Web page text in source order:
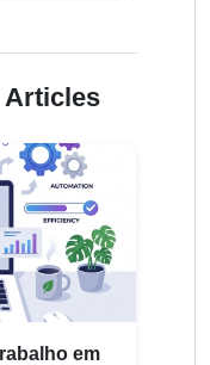
Articles
em